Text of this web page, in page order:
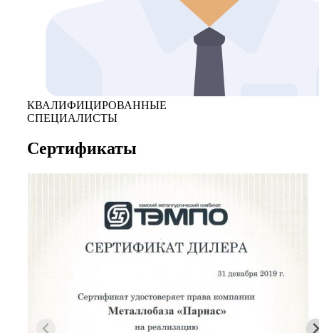
КВАЛИФИЦИРОВАННЫЕ
СПЕЦИАЛИСТЫ
Сертификаты